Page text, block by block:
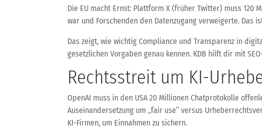
Die EU macht Ernst: Plattform X (früher Twitter) muss
war und Forschenden den Datenzugang verweigerte. Das
Das zeigt, wie wichtig Compliance und Transparenz in
gesetzlichen Vorgaben genau kennen. KDB hilft dir mit
Rechtsstreit um KI-
OpenAI muss in den USA 20 Millionen Chatprotokolle
Auseinandersetzung um „fair use“ versus
KI-Firmen, um Einnahmen zu sichern.